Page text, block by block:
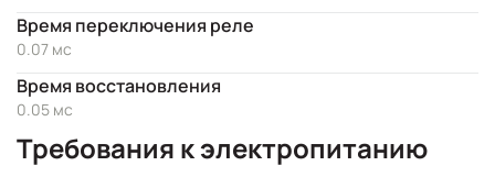
Время переключения реле
0.07 мс
Время восстановления
0.05 мс
Требования к электропитанию